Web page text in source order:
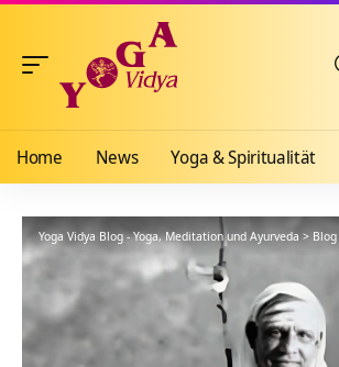
Home News Yoga & Spiritualität
Yoga Vidya Blog - Yoga, Meditation und Ayurveda > Blog